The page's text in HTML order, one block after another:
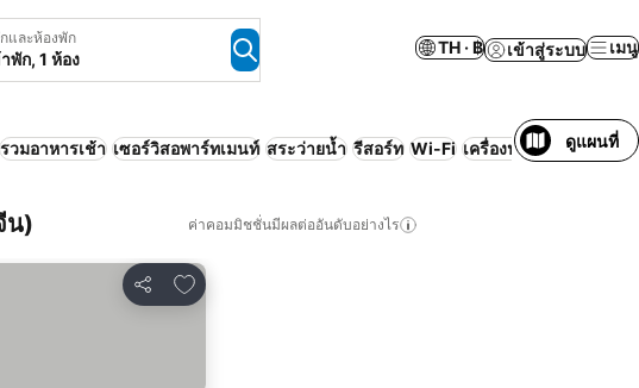
และห้องพัก
พัก, 1 ห้อง
TH · ฿ เข้าสู่ระบบ เมนู
รวมอาหารเช้า เซอร์วิสอพาร์ทเมนท์ สระว่ายน้ำ รีสอร์ท Wi-Fi เครื่องปรับอากาศ ไม่ต้อ
ดูแผนที่
น) ค่าคอมมิชชั่นมีผลต่ออันดับอย่างไร
แชร์
เพิ่มในรายการโปรด